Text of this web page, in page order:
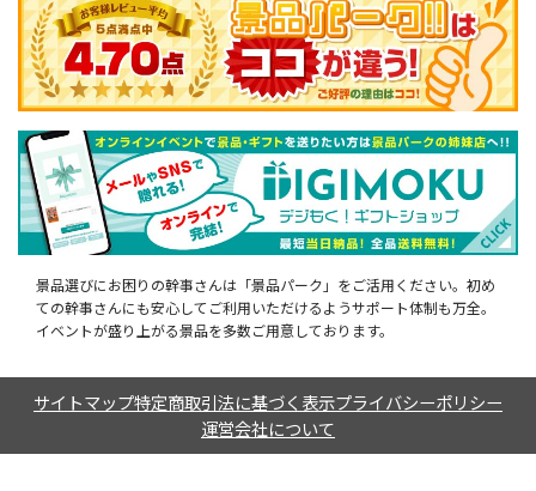
景品選びにお困りの幹事さんは「景品パーク」をご活用ください。初め
ての幹事さんにも安心してご利用いただけるようサポート体制も万全。
イベントが盛り上がる景品を多数ご用意しております。
サイトマップ特定商取引法に基づく表示プライバシーポリシー
運営会社について